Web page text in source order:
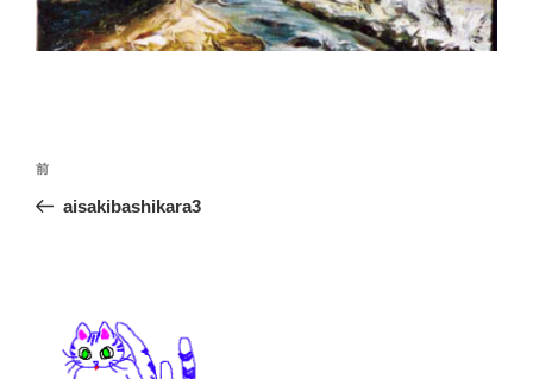
稿
ナ
前
の
前
aisakibashikara3